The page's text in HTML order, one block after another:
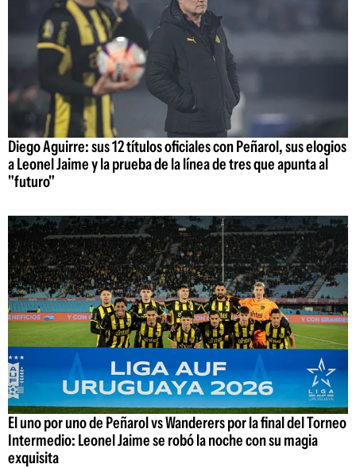
Diego Aguirre: sus 12 títulos oficiales con Peñarol, sus elogios
a Leonel Jaime y la prueba de la línea de tres que apunta al
"futuro"
El uno por uno de Peñarol vs Wanderers por la final del Torneo
Intermedio: Leonel Jaime se robó la noche con su magia
exquisita